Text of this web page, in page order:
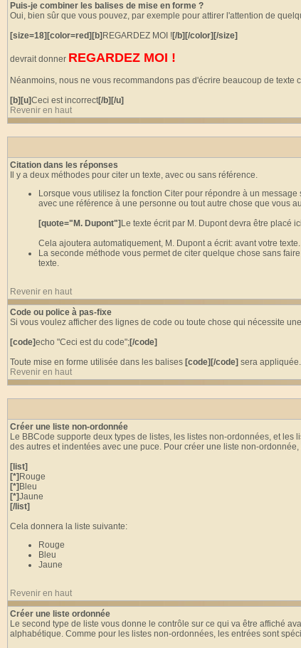
Puis-je combiner les balises de mise en forme ?
Oui, bien sûr que vous pouvez, par exemple pour attirer l'attention de
[size=18][color=red][b] REGARDEZ MOI ![/b][/color][/size]
devrait donner REGARDEZ MOI !
Néanmoins, nous ne vous recommandons pas d'écrire beaucoup de
[b][u]Ceci est incorrect[/b][/u]
Revenir en haut
Citation dans les réponses
Il y a deux méthodes pour citer un texte, avec ou sans référence.
Lorsque vous utilisez la fonction Citer pour répondre à un
avec une référence à une personne ou tout autre chose que vous
[quote="M. Dupont"] Le texte écrit par M. Dupont devra être placé ici
Cela ajoutera automatiquement, M. Dupont a écrit: avant votre
La seconde méthode vous permet de citer quelque chose sans
texte.
Revenir en haut
Code ou police à pas-fixe
Si vous voulez afficher des lignes de code ou toute chose qui nécessite
[code]echo "Ceci est du code";[/code]
Toute mise en forme utilisée dans les balises [code][/code] sera appliquée.
Revenir en haut
Créer une liste non-ordonnée
Le BBCode supporte deux types de listes, les listes non-ordonnées, et
des autres et indentées avec une puce. Pour créer une liste non-
[list]
[*] Rouge
[*] Bleu
[*]Jaune
[/list]
Cela donnera la liste suivante:
Rouge
Bleu
Jaune
Revenir en haut
Créer une liste ordonnée
Le second type de liste vous donne le contrôle sur ce qui va être affiché
alphabétique. Comme pour les listes non-ordonnées, les entrées sont